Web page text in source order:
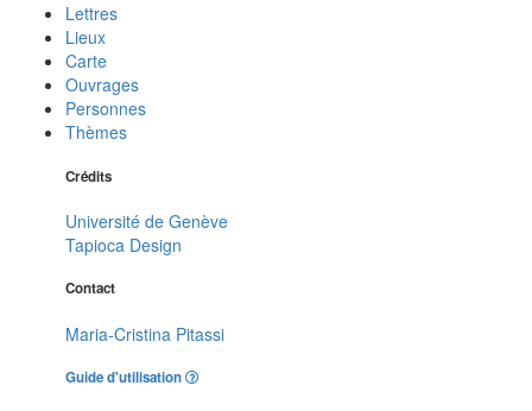
Lettres
Lieux
Carte
Ouvrages
Personnes
Thèmes
Crédits
Université de Genève
Tapioca Design
Contact
Maria-Cristina Pitassi
Guide d'utilisation